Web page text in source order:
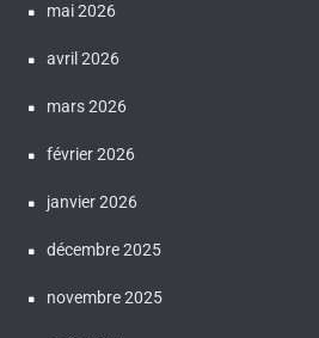
mai 2026
avril 2026
mars 2026
février 2026
janvier 2026
décembre 2025
novembre 2025